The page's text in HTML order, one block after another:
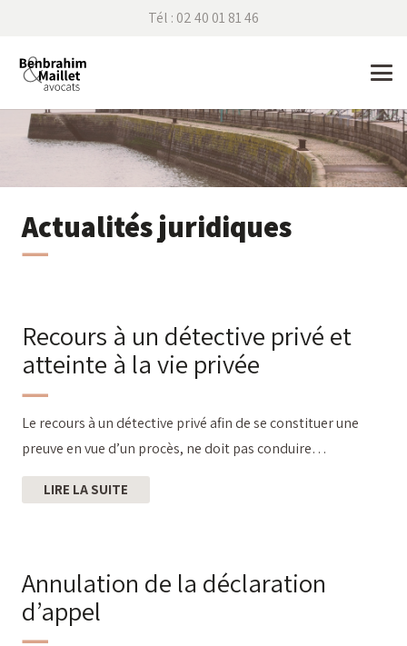
Tél : 02 40 01 81 46
Actualités juridiques
Recours à un détective privé et
atteinte à la vie privée
Le recours à un détective privé afin de se constituer une
preuve en vue d’un procès, ne doit pas conduire…
LIRE LA SUITE
Annulation de la déclaration
d’appel